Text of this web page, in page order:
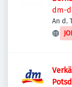
dm-
An d.